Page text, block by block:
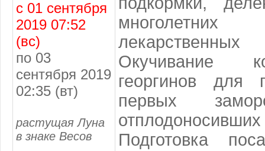
с 01 сентября
2019 07:52
(вс)
по 03
сентября 2019
02:35 (вт)
растущая Луна
в знаке Весов
Окучивание
георгинов для
первых
Подготовка